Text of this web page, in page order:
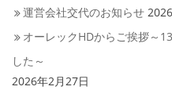
運営会社交代のお知らせ
オーレックHDからご挨拶～
した～
2026年2月27日